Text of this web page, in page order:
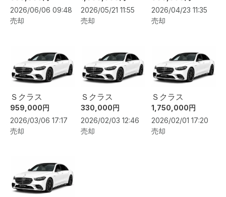
2026/06/06 09:48
売却
2026/05/21 11:55
売却
2026/04/23 11:35
売却
Ｓクラス
959,000円
2026/03/06 17:17
売却
Ｓクラス
330,000円
2026/02/03 12:46
売却
Ｓクラス
1,750,000円
2026/02/01 17:20
売却